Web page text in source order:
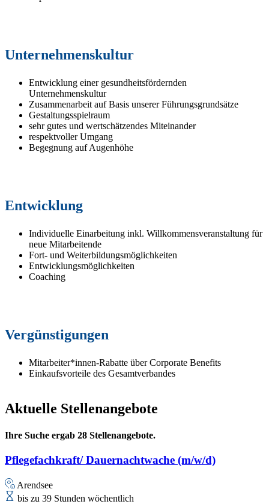
Unternehmenskultur
Entwicklung einer gesundheitsfördernden
Unternehmenskultur
Zusammenarbeit auf Basis unserer Führungsgrundsätze
Gestaltungsspielraum
sehr gutes und wertschätzendes Miteinander
respektvoller Umgang
Begegnung auf Augenhöhe
Entwicklung
Individuelle Einarbeitung inkl. Willkommensveranstaltung für
neue Mitarbeitende
Fort- und Weiterbildungsmöglichkeiten
Entwicklungsmöglichkeiten
Coaching
Vergünstigungen
Mitarbeiter*innen-Rabatte über Corporate Benefits
Einkaufsvorteile des Gesamtverbandes
Aktuelle Stellenangebote
Ihre Suche ergab 28 Stellenangebote.
Pflegefachkraft/ Dauernachtwache (m/w/d)
Arendsee
bis zu 39 Stunden wöchentlich